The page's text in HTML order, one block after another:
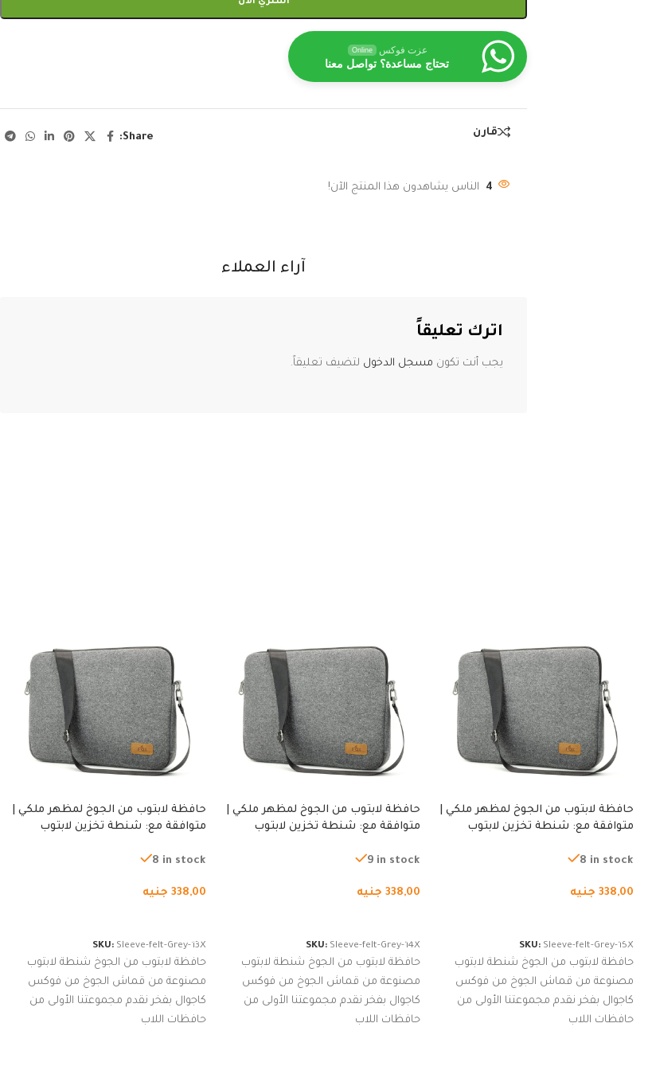
عزت فوكس Online
تحتاج مساعدة؟ تواصل معنا
قارن Share:
4 الناس يشاهدون هذا المنتج الآن!
آراء العملاء
اترك تعليقاً
يجب أنت تكون مسجل الدخول لتضيف تعليقاً.
حافظة لابتوب من الجوخ لمظهر ملكي |
متوافقة مع: شنطة تخزين لابتوب
من الجوخ لجهاز نوت بوك والتابلت،
8 in stock
338,00 جنيه
SKU: Sleeve-felt-Grey-15X
حافظة لابتوب من الجوخ شنطة لابتوب
مصنوعة من قماش الجوخ من فوكس
كاجوال بفخر نقدم مجموعتنا الأولى من
حافظات اللاب
حافظة لابتوب من الجوخ لمظهر ملكي |
متوافقة مع: شنطة تخزين لابتوب
من الجوخ لجهاز نوت بوك والتابلت،
9 in stock
338,00 جنيه
SKU: Sleeve-felt-Grey-14X
حافظة لابتوب من الجوخ شنطة لابتوب
مصنوعة من قماش الجوخ من فوكس
كاجوال بفخر نقدم مجموعتنا الأولى من
حافظات اللاب
حافظة لابتوب من الجوخ لمظهر ملكي |
متوافقة مع: شنطة تخزين لابتوب
من الجوخ لجهاز نوت بوك والتابلت،
8 in stock
338,00 جنيه
SKU: Sleeve-felt-Grey-13X
حافظة لابتوب من الجوخ شنطة لابتوب
مصنوعة من قماش الجوخ من فوكس
كاجوال بفخر نقدم مجموعتنا الأولى من
حافظات اللاب